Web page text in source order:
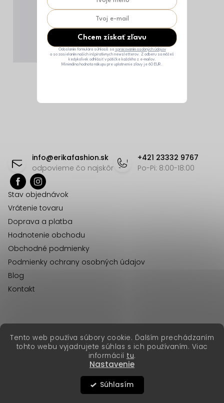
Tento web používa súbory cookie. Ďalším prechádzaním
tohto webu vyjadrujete súhlas s ich používaním. Viac
informácií tu.
Nastavenie
Súhlasím
info@erikafashion.sk
odpovieme čo najskôr
+421 23332 9767
Po-Pi: 8:00-18:00
Stav objednávok
Vrátenie tovaru
Doprava a platba
Hodnotenie obchodu
Obchodné podmienky
Podmienky ochrany osobných údajov
Blog
Kontakt
Vytvoril Shoptet Premium
Copyright 2026Erika Fashion. Všetky práva vyhradené.
erikafashion.cz
Chcem získať zľavu
Odoslaním formulára súhlasíš sa spracovaním osobných údajov
a so zasielaním našich inšpiratívnych newsletterov. Z odberu sa môžeš
kedykoľvek odhlásiť v pätičke každého z e-mailov.
Minimálna hodnota nákupu pre uplatnenie zľavy je 60 EUR.